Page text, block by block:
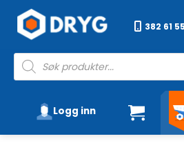
content
382 61
Products
search
Logg inn